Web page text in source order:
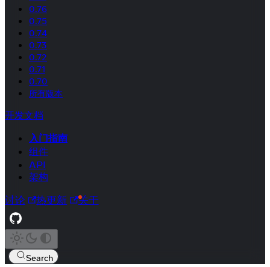
0.76
0.75
0.74
0.73
0.72
0.71
0.70
所有版本
开发文档
入门指南
组件
API
架构
讨论 热更新 关于
Search